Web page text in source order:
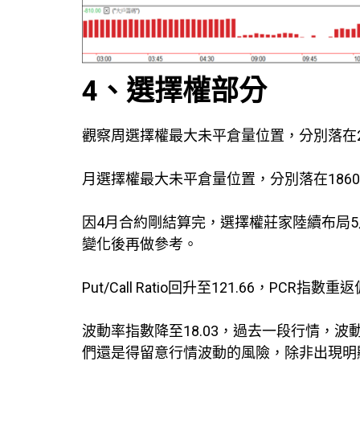
4、選擇權部分
觀察周選擇權最大未平倉量位置，分別落
月選擇權最大未平倉量位置，分別落在
因4月合約剛結算完，選擇權莊家陸續布
變化後再做參考。
Put/Call Ratio回升至121.66，PCR指數重
波動率指數降至18.03，過去一段行情，波
們還是得留意行情波動的風險，除非出現